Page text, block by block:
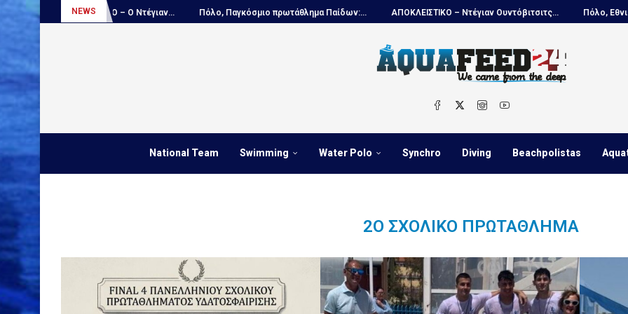
NEWS
ΑΠΟΚΛΕΙΣΤΙΚΟ – Ο Ντέγιαν... Πόλο, Παγκόσμιο πρωτάθλημα Παίδων:... ΑΠΟΚΛΕΙΣΤΙΚΟ – Ντέγιαν Ουντόβιτσιτς... Πόλο, Εθνική Νέων
National Team Swimming Water Polo Synchro Diving Beachpolistas
2Ο ΣΧΟΛΙΚΌ ΠΡΩΤΆΘΛΗΜΑ